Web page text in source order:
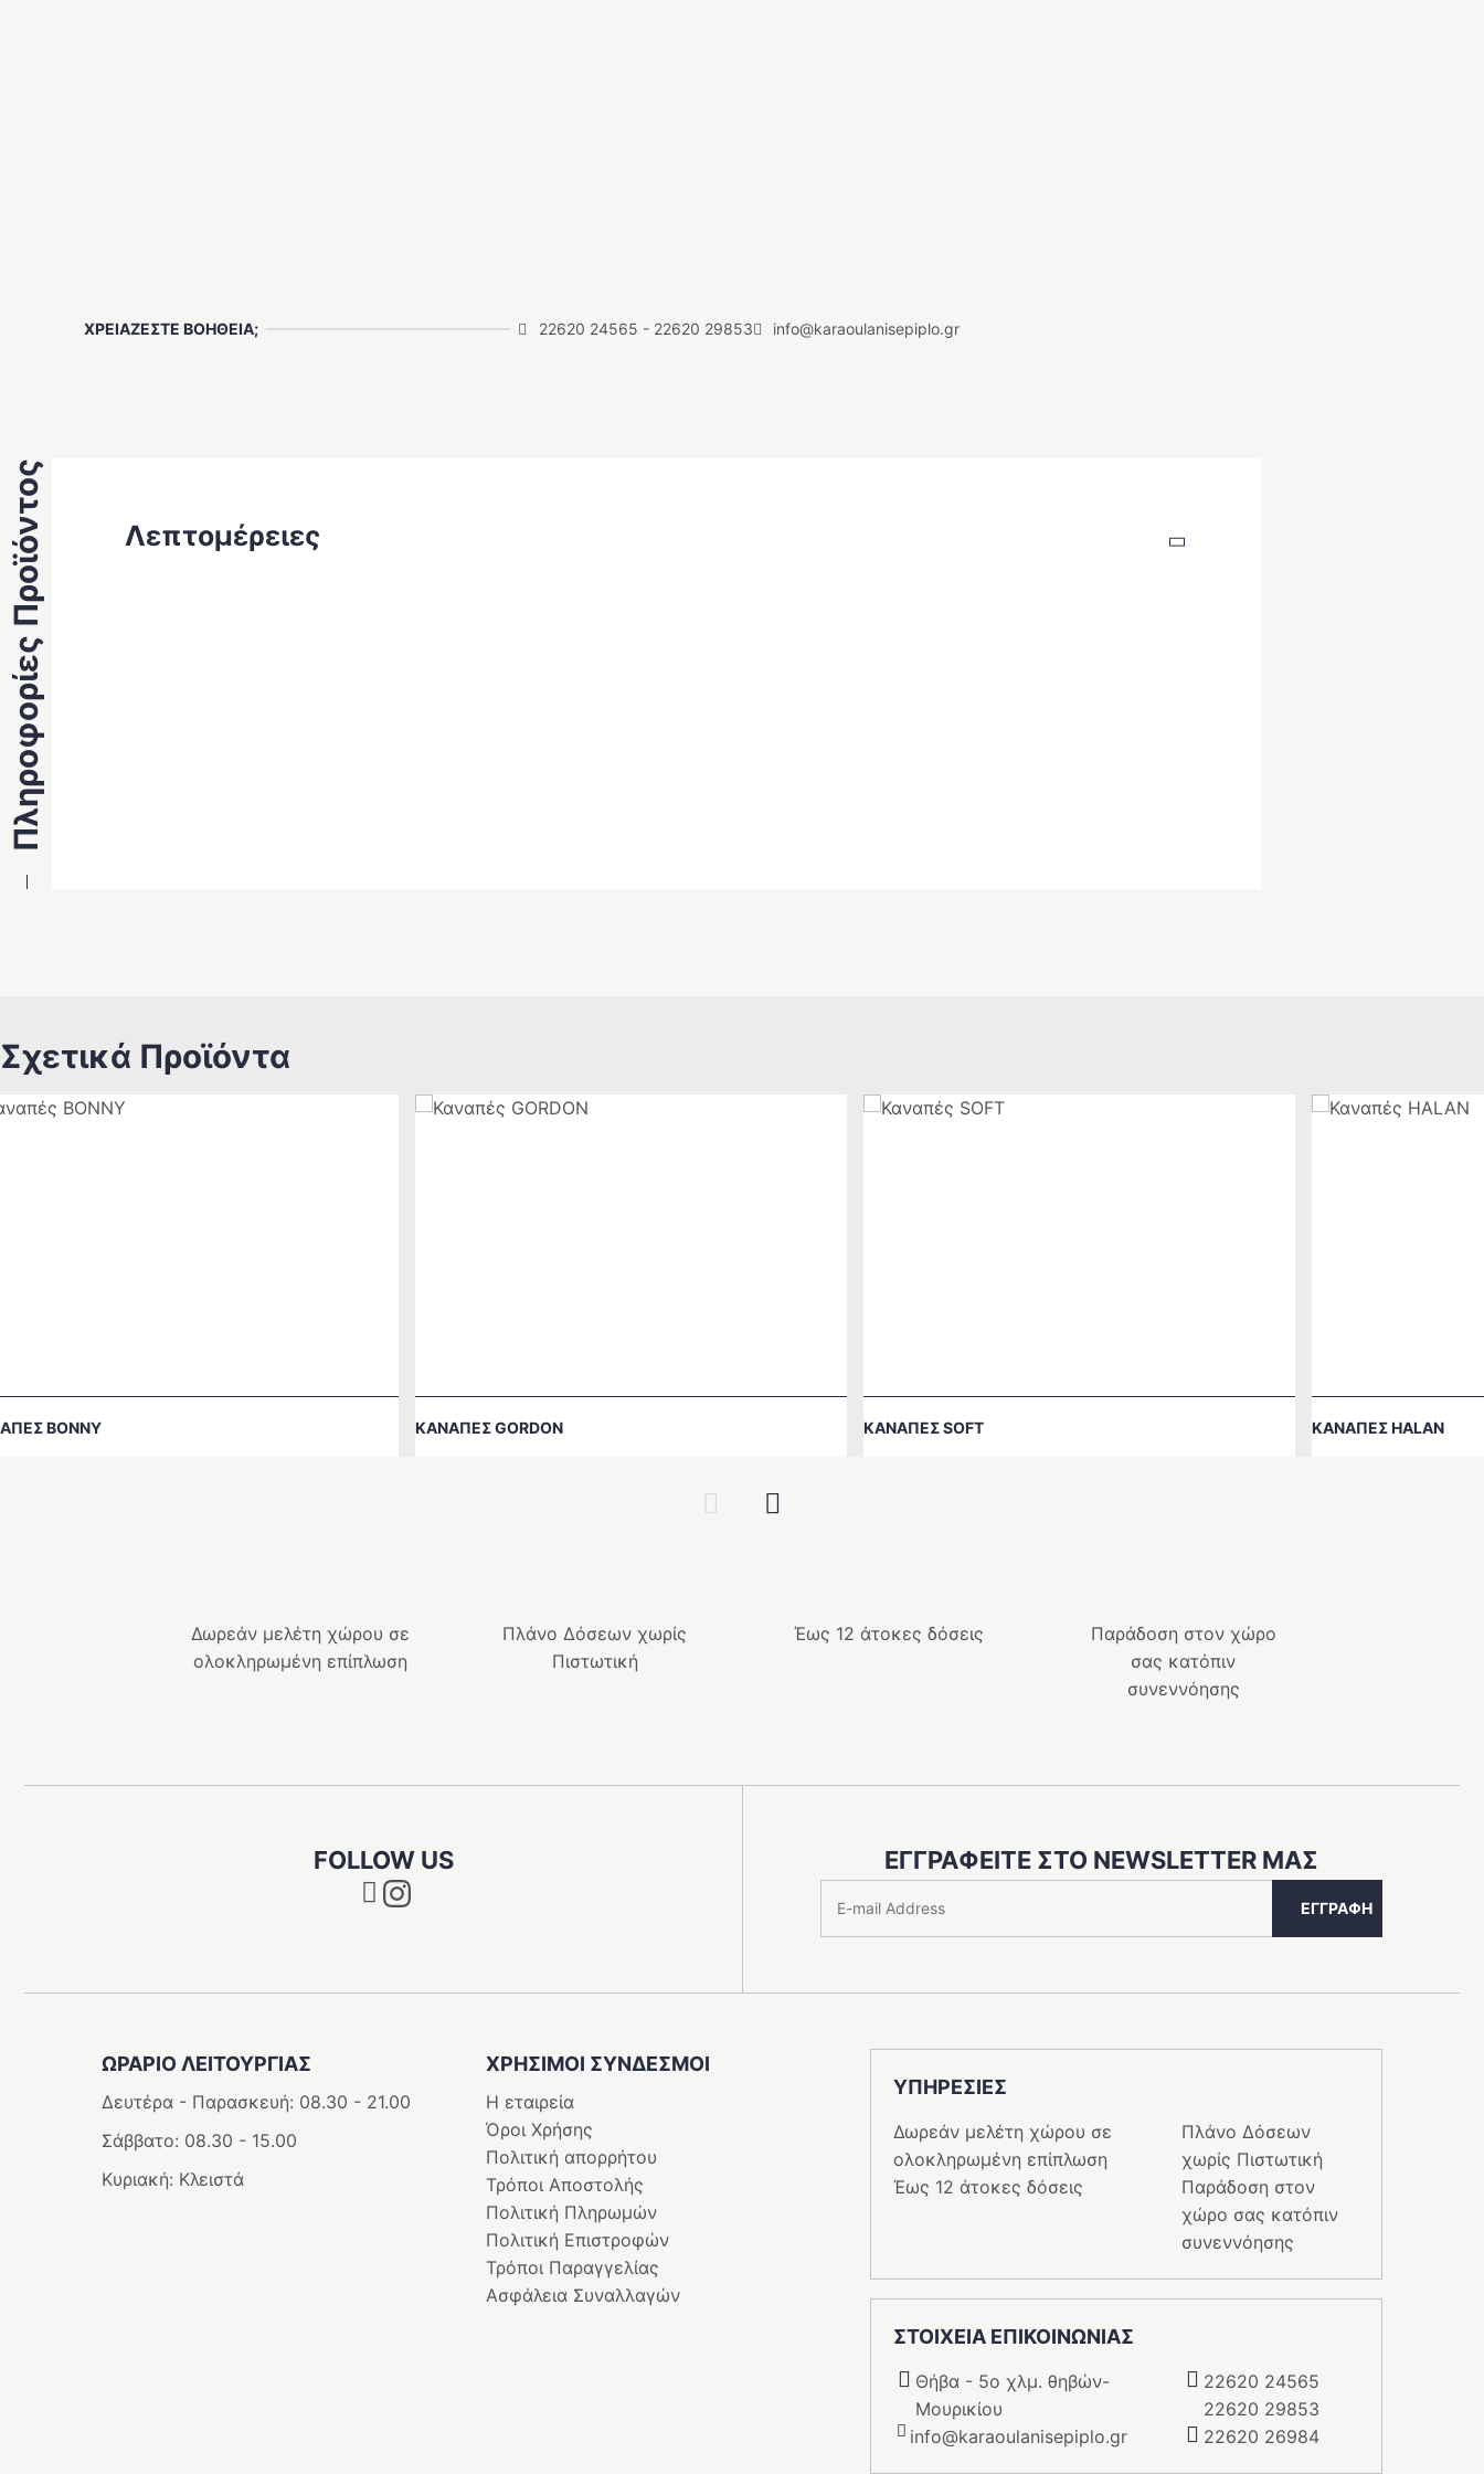
ΧΡΕΙΑΖΕΣΤΕ ΒΟΗΘΕΙΑ; 22620 24565 - 22620 29853 info@karaoulanisepiplo.gr
Πληροφορίες Προϊόντος Λεπτομέρειες
Σχετικά Προϊόντα
Previous
BONNY ΚΑΝΑΠΈΣ GORDON ΚΑΝΑΠΈΣ SOFT ΚΑΝΑΠΈΣ HALAN
Next
Δωρεάν μελέτη χώρου σε
ολοκληρωμένη επίπλωση
Πλάνο Δόσεων χωρίς
Πιστωτική
Έως 12 άτοκες δόσεις
Παράδοση στον χώρο
σας κατόπιν
συνεννόησης
FOLLOW US
Instagram
ΕΓΓΡΑΦΕΊΤΕ ΣΤΟ NEWSLETTER ΜΑΣ
ΕΓΓΡΑΦΉ
ΩΡΑΡΙΟ ΛΕΙΤΟΥΡΓΊΑΣ
Δευτέρα - Παρασκευή: 08.30 - 21.00
Σάββατο: 08.30 - 15.00
Κυριακή: Κλειστά
ΧΡΗΣΙΜΟΙ ΣΥΝΔΕΣΜΟΙ
Η εταιρεία
Όροι Χρήσης
Πολιτική απορρήτου
Τρόποι Αποστολής
Πολιτική Πληρωμών
Πολιτική Επιστροφών
Τρόποι Παραγγελίας
Ασφάλεια Συναλλαγών
ΥΠΗΡΕΣIΕΣ
Δωρεάν μελέτη χώρου σε
ολοκληρωμένη επίπλωση
Πλάνο Δόσεων
χωρίς Πιστωτική
Έως 12 άτοκες δόσεις
Παράδοση στον
χώρο σας κατόπιν
συνεννόησης
ΣΤΟΙΧΕΙΑ ΕΠΙΚΟΙΝΩΝΙΑΣ
Θήβα - 5o χλμ. θηβών-
Μουρικίου
22620 24565
22620 29853
info@karaoulanisepiplo.gr
22620 26984